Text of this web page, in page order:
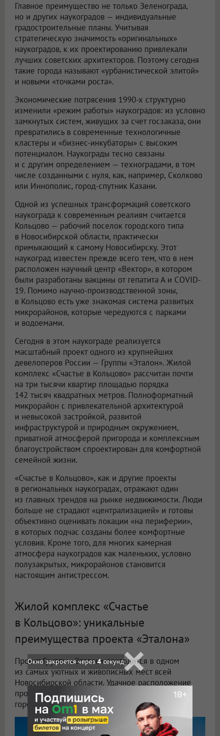
Главное преимущество не только Зеленограда,
но и других наукоградов — индивидуальные
градостроительные планы. Учитывая
стратегическую значимость «оригинальных»
наукоградов, к их проектированию привлекали
лучших советских архитекторов. Поэтому сегодня
такие города называют «урбанистической элитой»
и новыми «точками роста».
Экономические потрясения 1990-х структурно
изменили «режим работы» наукоградов: из условно
замкнутых систем, живущих за счет госзаказа, они
превратились в современные технологичные
кластеры и «бизнес-инкубаторы» с высоким
потенциалом. Наукограды тесно связаны
и с другим определением — техноградами, в том
числе созданными с нуля, как, например, Сколково
или Иннополис, город-спутник Казани.
Одной из успешных трансформаций советского
наукограда к современным реалиям считается
Кольцово — рабочий поселок городского типа
в Новосибирской области, практически
примыкающий к самому Новосибирску. Этот
наукоград известен прежде всего тем, что в нем
расположен научный центр «Вектор», в котором
были разработаны вакцины от гепатита А и COVID-
19. Помимо научно-производственной зоны,
в Кольцово есть уже знакомая система развитых
микрорайонов, которые чередуются с парками
и водоемами.
Сегодня в этом наукограде реализуется
масштабный проект одного из крупнейших
девелоперов России — Группы «Эталон». Жилой
комплекс «Счастье в Кольцово» рассчитан почти
на три тысячи квартир площадью порядка
142 тысяч квадратных метров. Полноформатный
микрорайон с привлекательной архитектурой
и невысокой застройкой, развитой
инфраструктурой и природным окружением,
приватной атмосферой пригорода и комплексным
благоустройством спроектирован для комфортной
семейной жизни.
«Счастье в Кольцово», как и другие проекты
в региональных наукоградах, отражают один
из главных трендов на рынке недвижимости. Люди
больше не страдают «централизацией» и готовы
объективно оценивать локации «на периферии»,
в которых подчас созданы более комфортные
условия. Кроме того, для многих камерная
атмосфера наукоградов как маленьких, условно
полузакрытых, микрорайонов становится
настоящим антистрессом.
Жилой комплекс «Счастье
в Кольцово»: уникальные
преимущества проекта «Эталона»
Проект Группы «Эталон» возводится в одном
из самых уютных и живописных мест всей
Новосибирской области. Удачное расположение
проекта позволяет ему сочетать преимущества
городской среды и загородной жизни.
Окно закроется через2секунд